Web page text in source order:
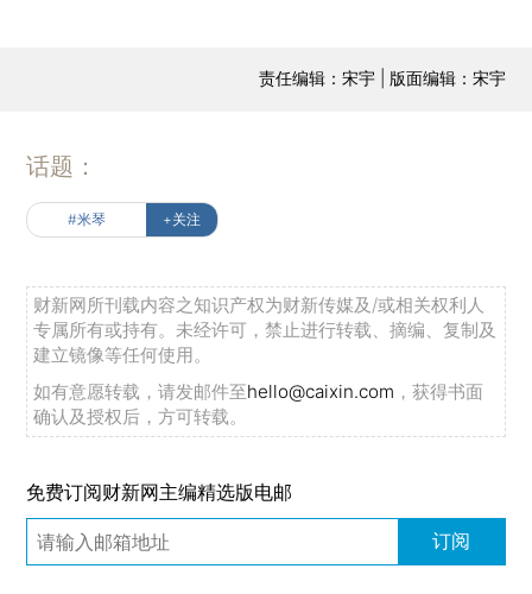
责任编辑：宋宇 | 版面编辑：宋宇
话题：
#米琴 +关注
财新网所刊载内容之知识产权为财新传媒及/或相关权利人
专属所有或持有。未经许可，禁止进行转载、摘编、复制及
建立镜像等任何使用。
如有意愿转载，请发邮件至hello@caixin.com ，获得书面
确认及授权后，方可转载。
免费订阅财新网主编精选版电邮
订阅